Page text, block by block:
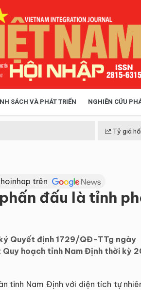
SÁCH VÀ PHÁT TRIỂN NGHIÊN CỨU
Tỷ giá
trên
đấu là tỉnh
Quyết định 1729/QĐ-TTg ngày
hoạch tỉnh Nam Định thời kỳ
tỉnh Nam Định với diện tích tự